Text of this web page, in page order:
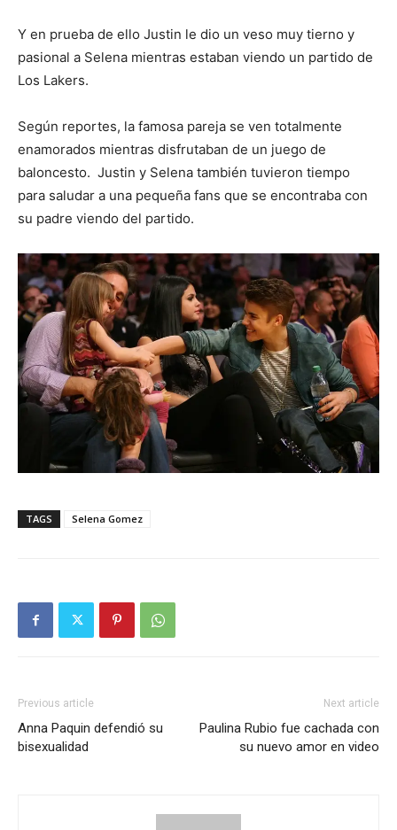
Y en prueba de ello Justin le dio un veso muy tierno y
pasional a Selena mientras estaban viendo un partido de
Los Lakers.
Según reportes, la famosa pareja se ven totalmente
enamorados mientras disfrutaban de un juego de
baloncesto. Justin y Selena también tuvieron tiempo
para saludar a una pequeña fans que se encontraba con
su padre viendo del partido.
TAGS Selena Gomez
Previous article
Anna Paquin defendió su
bisexualidad
Next article
Paulina Rubio fue cachada con
su nuevo amor en video